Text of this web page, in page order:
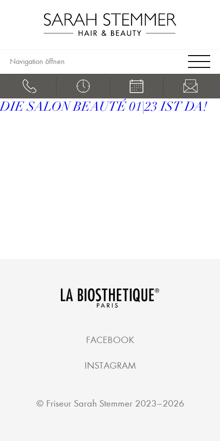
Navigation öffnen
DIE SALON BEAUTÉ 01|23 IST DA!
© Friseur Sarah Stemmer2023–2026
FACEBOOK
INSTAGRAM